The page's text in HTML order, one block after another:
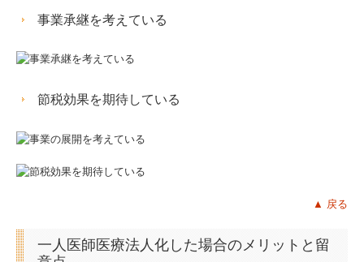
継続MASシステム
戦略販売・購買情報システム
戦略給与情報システム
建設業用会計情報DB
採用案内
個人情報保護方針
事業承継を考えている
節税効果を期待している
▲ 戻る
一人医師医療法人化した場合のメリットと留